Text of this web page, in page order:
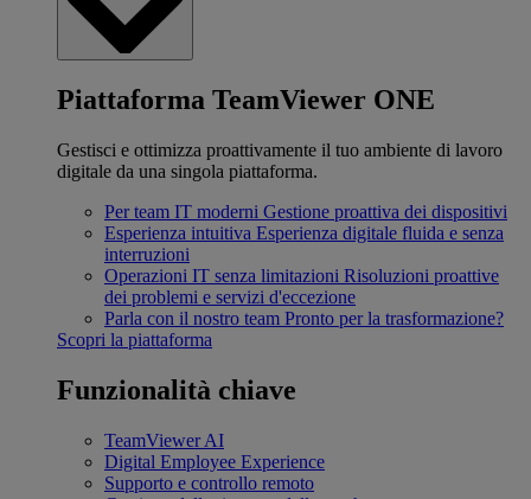
Piattaforma TeamViewer ONE
Gestisci e ottimizza proattivamente il tuo ambiente di lavoro
digitale da una singola piattaforma.
Per team IT moderni Gestione proattiva dei dispositivi
Esperienza intuitiva Esperienza digitale fluida e senza
interruzioni
Operazioni IT senza limitazioni Risoluzioni proattive
dei problemi e servizi d'eccezione
Parla con il nostro team Pronto per la trasformazione?
Scopri la piattaforma
Funzionalità chiave
TeamViewer AI
Digital Employee Experience
Supporto e controllo remoto